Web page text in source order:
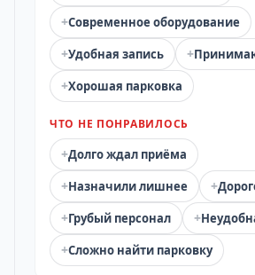
+Современное оборудование
+Удобная запись +
+Хорошая парковка
ЧТО НЕ ПОНРАВИЛОСЬ
+Долго ждал приёма
+Назначили лишнее +
+Грубый персонал +
+Сложно найти парковку